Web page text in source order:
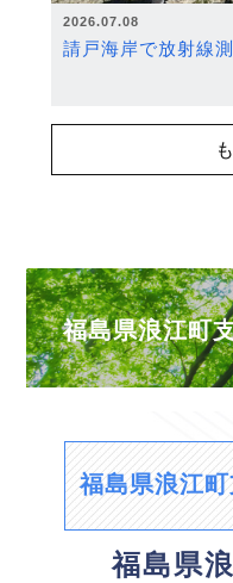
2026.07.08
請戸海岸で放射線
福島県浪江町
福島県浪江
福島県